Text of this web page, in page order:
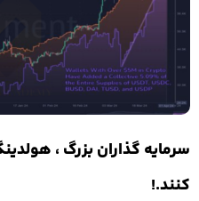
سرمایه گذاران بزرگ ،
کنند.!